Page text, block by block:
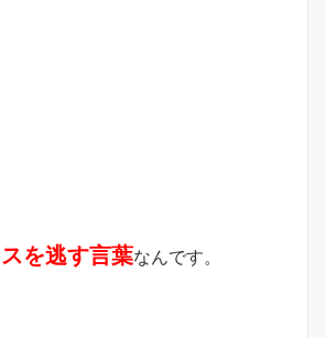
を逃す言葉なんです。